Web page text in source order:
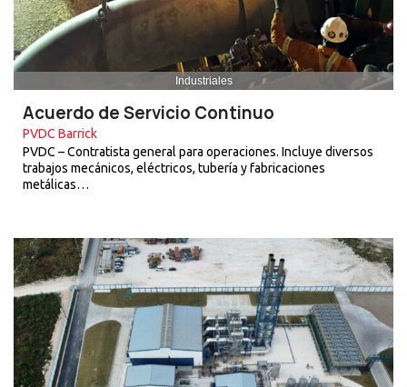
Industriales
Acuerdo de Servicio Continuo
PVDC Barrick
PVDC – Contratista general para operaciones. Incluye diversos
trabajos mecánicos, eléctricos, tubería y fabricaciones
metálicas…